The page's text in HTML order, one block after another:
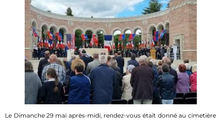
Le Dimanche 29 mai après-midi, rendez-vous était donné au cimetière